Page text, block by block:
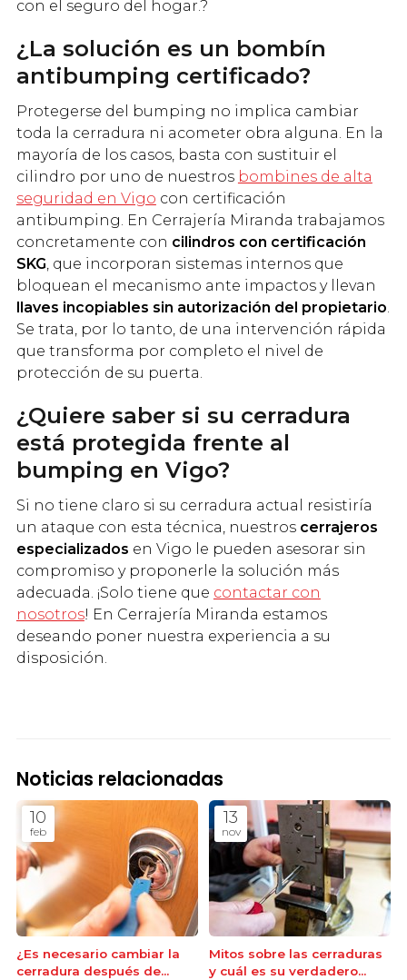
con el seguro del hogar.?
¿La solución es un bombín
antibumping certificado?
Protegerse del bumping no implica cambiar
toda la cerradura ni acometer obra alguna. En la
mayoría de los casos, basta con sustituir el
cilindro por uno de nuestros bombines de alta
seguridad en Vigo con certificación
antibumping. En Cerrajería Miranda trabajamos
concretamente con cilindros con certificación
SKG, que incorporan sistemas internos que
bloquean el mecanismo ante impactos y llevan
llaves incopiables sin autorización del propietario.
Se trata, por lo tanto, de una intervención rápida
que transforma por completo el nivel de
protección de su puerta.
¿Quiere saber si su cerradura
está protegida frente al
bumping en Vigo?
Si no tiene claro si su cerradura actual resistiría
un ataque con esta técnica, nuestroscerrajeros
especializados en Vigo le pueden asesorar sin
compromiso y proponerle la solución más
adecuada. ¡Solo tiene que contactar con
nosotros! En Cerrajería Miranda estamos
deseando poner nuestra experiencia a su
disposición.
Noticias relacionadas
10
feb
¿Es necesario cambiar la
cerradura después de
13
nov
Mitos sobre las cerraduras
y cuál es su verdadero